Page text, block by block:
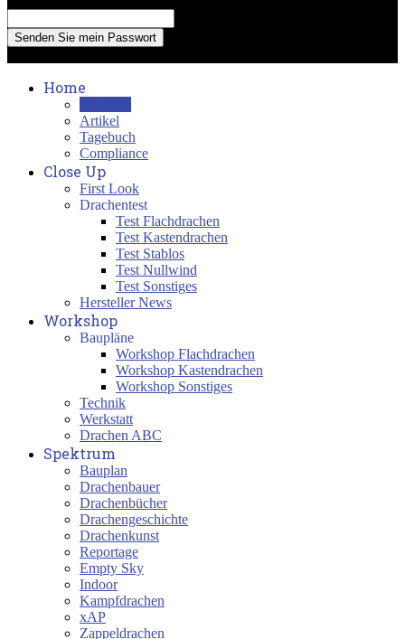
Home
Artikel
Tagebuch
Compliance
Close Up
First Look
Drachentest
Test Flachdrachen
Test Kastendrachen
Test Stablos
Test Nullwind
Test Sonstiges
Hersteller News
Workshop
Baupläne
Workshop Flachdrachen
Workshop Kastendrachen
Workshop Sonstiges
Technik
Werkstatt
Drachen ABC
Spektrum
Bauplan
Drachenbauer
Drachenbücher
Drachengeschichte
Drachenkunst
Reportage
Empty Sky
Indoor
Kampfdrachen
xAP
Zappeldrachen